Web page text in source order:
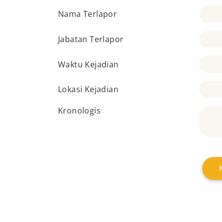
Nama Terlapor
Jabatan Terlapor
Waktu Kejadian
Lokasi Kejadian
Kronologis